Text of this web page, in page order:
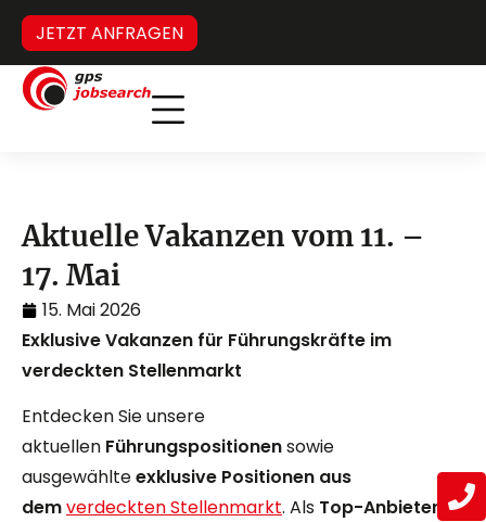
JETZT ANFRAGEN
Aktuelle Vakanzen vom 11. –
17. Mai
15. Mai 2026
Exklusive Vakanzen für Führungskräfte im
verdeckten Stellenmarkt
Entdecken Sie unsere
aktuellen Führungspositionensowie
ausgewählteexklusive Positionen aus
demverdeckten Stellenmarkt. Als Top-Anbieter